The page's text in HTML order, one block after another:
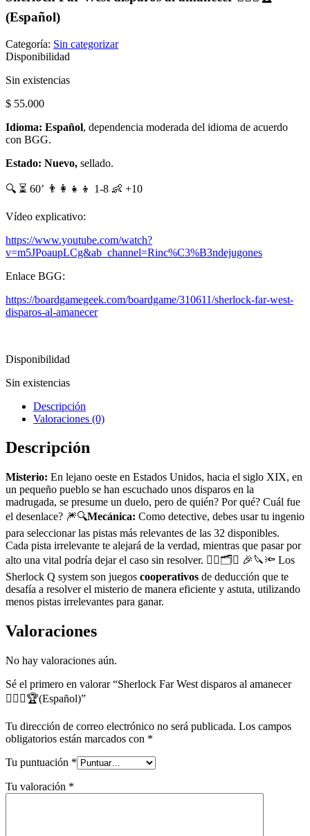
(Español)
Categoría: Sin categorizar
Disponibilidad
Sin existencias
$ 55.000
Idioma: Español, dependencia moderada del idioma de acuerdo
con BGG.
Estado: Nuevo, sellado.
🔍 ⏳ 60’ 👨‍👩‍👧‍👦 1-8 👶 +10
Vídeo explicativo:
https://www.youtube.com/watch?
v=m5JPoaupLCg&ab_channel=Rinc%C3%B3ndejugones
Enlace BGG:
https://boardgamegeek.com/boardgame/310611/sherlock-far-west-
disparos-al-amanecer
Disponibilidad
Sin existencias
Descripción
Valoraciones (0)
Descripción
Misterio: En lejano oeste en Estados Unidos, hacia el siglo XIX, en
un pequeño pueblo se han escuchado unos disparos en la
madrugada, se presume un duelo, pero de quién? Por qué? Cuál fue
el desenlace? 🎆🔍Mecánica: Como detective, debes usar tu ingenio
para seleccionar las pistas más relevantes de las 32 disponibles.
Cada pista irrelevante te alejará de la verdad, mientras que pasar por
alto una vital podría dejar el caso sin resolver. 🕵️‍♂️🗂️🔎 🎉🔪🔦 Los
Sherlock Q system son juegos cooperativos de deducción que te
desafía a resolver el misterio de manera eficiente y astuta, utilizando
menos pistas irrelevantes para ganar.
Valoraciones
No hay valoraciones aún.
Sé el primero en valorar “Sherlock Far West disparos al amanecer
🕵️‍♀️🎲🏆(Español)”
Tu dirección de correo electrónico no será publicada. Los campos
obligatorios están marcados con *
Tu puntuación *
Tu valoración *